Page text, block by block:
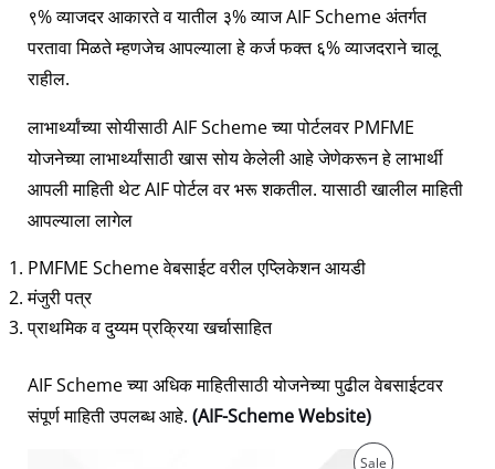
९% व्याजदर आकारते व यातील ३% व्याज AIF Scheme अंतर्गत
परतावा मिळते म्हणजेच आपल्याला हे कर्ज फक्त ६% व्याजदराने चालू
राहील.
लाभार्थ्यांच्या सोयीसाठी AIF Scheme च्या पोर्टलवर PMFME
योजनेच्या लाभार्थ्यांसाठी खास सोय केलेली आहे जेणेकरून हे लाभार्थी
आपली माहिती थेट AIF पोर्टल वर भरू शकतील. यासाठी खालील माहिती
आपल्याला लागेल
PMFME Scheme वेबसाईट वरील एप्लिकेशन आयडी
मंजुरी पत्र
प्राथमिक व दुय्यम प्रक्रिया खर्चासाहित
AIF Scheme च्या अधिक माहितीसाठी योजनेच्या पुढील वेबसाईटवर
संपूर्ण माहिती उपलब्ध आहे. (AIF-Scheme Website)
SaleProduct